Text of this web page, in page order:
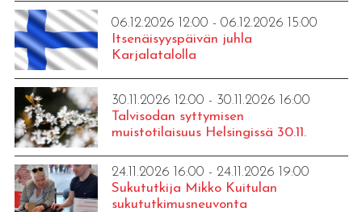
06.12.2026 12:00 - 06.12.2026 15:00
Itsenäisyyspäivän juhla
Karjalatalolla
30.11.2026 12:00 - 30.11.2026 16:00
Talvisodan syttymisen
muistotilaisuus Helsingissä 30.11.
24.11.2026 16:00 - 24.11.2026 19:00
Sukututkija Mikko Kuitulan
sukututkimusneuvonta